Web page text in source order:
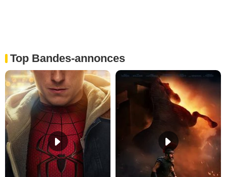
Top Bandes-annonces